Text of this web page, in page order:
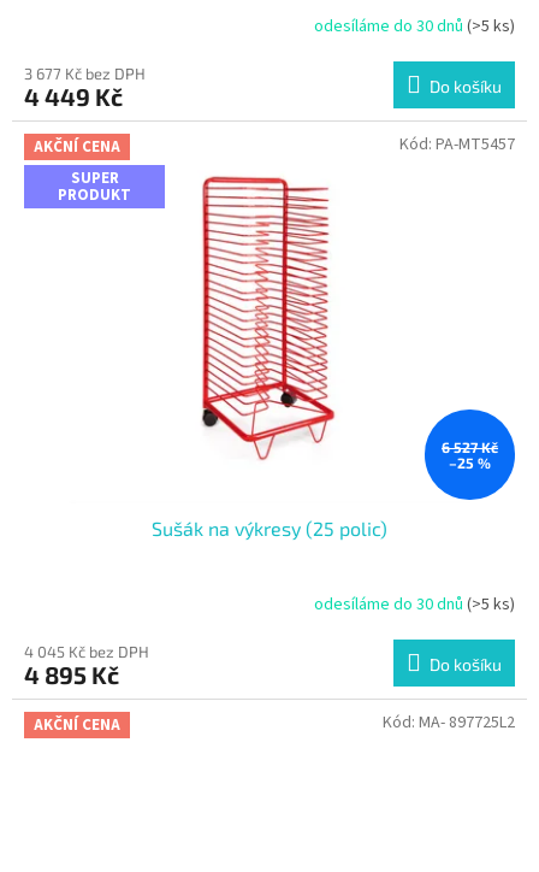
odesíláme do 30 dnů (>5 ks)
3 677 Kč bez DPH
4 449 Kč Do košíku
AKČNÍ CENA
SUPER
PRODUKT
6 527 Kč
–25 %
Sušák na výkresy (25 polic)
odesíláme do 30 dnů (>5 ks)
4 045 Kč bez DPH
4 895 Kč Do košíku
Kód: PA-MT5457
AKČNÍ CENA Kód: MA- 897725L2